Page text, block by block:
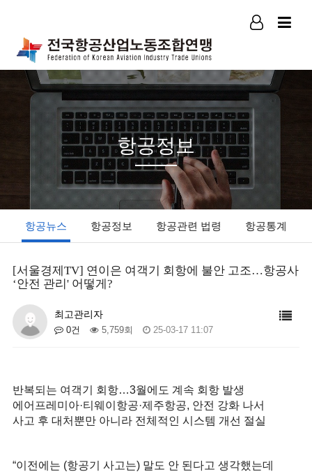
항공정보
항공뉴스 항공정보 항공관련 법령 항공통계
[서울경제TV] 연이은 여객기 회항에 불안 고조…항공사
‘안전 관리' 어떻게?
최고관리자
0건 5,759회 25-03-17 11:07
반복되는 여객기 회항…3월에도 계속 회항 발생
에어프레미아·티웨이항공·제주항공, 안전 강화 나서
사고 후 대처뿐만 아니라 전체적인 시스템 개선 절실
“이전에는 (항공기 사고는) 말도 안 된다고 생각했는데